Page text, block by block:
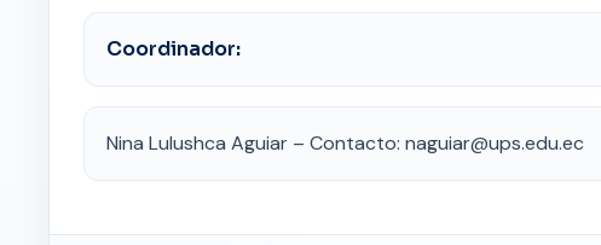
Coordinador:
Nina Lulushca Aguiar – Contacto: naguiar@ups.edu.ec